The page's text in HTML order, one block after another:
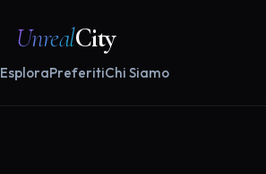
UnrealCity
EsploraPreferitiChi Siamo